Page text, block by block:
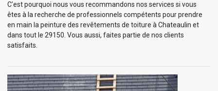
C’est pourquoi nous vous recommandons nos services si vous
êtes à la recherche de professionnels compétents pour prendre
en main la peinture des revêtements de toiture à Chateaulin et
dans tout le 29150. Vous aussi, faites partie de nos clients
satisfaits.